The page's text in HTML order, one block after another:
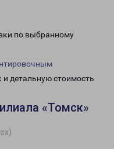
по выбранному
и детальную стоимость
«Томск»